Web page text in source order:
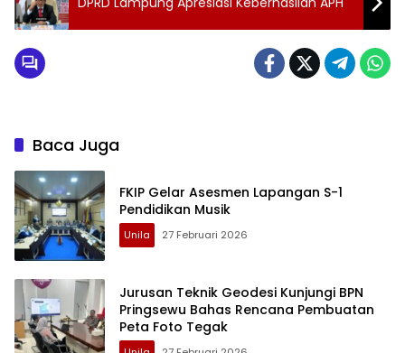
Baca Juga
FKIP Gelar Asesmen Lapangan S-1
Pendidikan Musik
Unila 27 Februari 2026
Jurusan Teknik Geodesi Kunjungi BPN
Pringsewu Bahas Rencana Pembuatan
Peta Foto Tegak